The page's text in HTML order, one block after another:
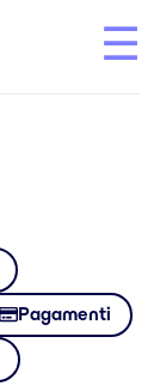
Pagamenti